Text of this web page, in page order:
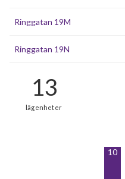
Ringgatan 19M
Ringgatan 19N
10